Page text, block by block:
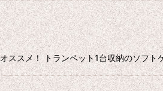
スメ！ トランペット1台収納のソフト